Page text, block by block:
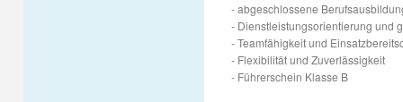
- abgeschlossene
- Dienstleistungsorientierung und
- Teamfähigkeit und
- Flexibilität und Zuverlässigkeit
- Führerschein Klasse B